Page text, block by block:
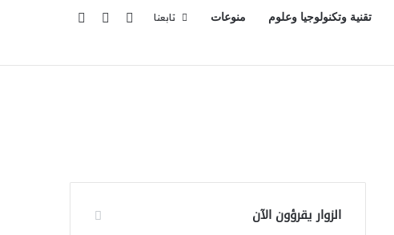
تقنية وتكنولوجيا وعلوم منوعات تابعنا تسجيل الدخول
إضافة عمود
الزوار يقرؤون الآن